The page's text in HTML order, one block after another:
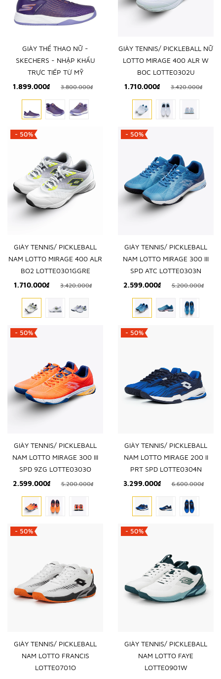
GIÀY THỂ THAO NỮ -
SKECHERS - NHẬP KHẨU
TRỰC TIẾP TỪ MỸ
1.899.000₫
3.800.000₫
GIÀY TENNIS/ PICKLEBALL NỮ
LOTTO MIRAGE 400 ALR W
BOC LOTTE0302U
1.710.000₫
3.420.000₫
- 50%
GIÀY TENNIS/ PICKLEBALL
NAM LOTTO MIRAGE 400 ALR
BO2 LOTTE0301GGRE
1.710.000₫
3.420.000₫
- 50%
GIÀY TENNIS/ PICKLEBALL
NAM LOTTO MIRAGE 300 III
SPD ATC LOTTE0303N
2.599.000₫
5.200.000₫
- 50%
GIÀY TENNIS/ PICKLEBALL
NAM LOTTO MIRAGE 300 III
SPD 9ZG LOTTE0303O
2.599.000₫
5.200.000₫
- 50%
GIÀY TENNIS/ PICKLEBALL
NAM LOTTO MIRAGE 200 II
PRT SPD LOTTE0304N
3.299.000₫
6.600.000₫
- 50%
GIÀY TENNIS/ PICKLEBALL
NAM LOTTO FRANCIS
LOTTE0701O
- 50%
GIÀY TENNIS/ PICKLEBALL
NAM LOTTO FAYE
LOTTE0901W